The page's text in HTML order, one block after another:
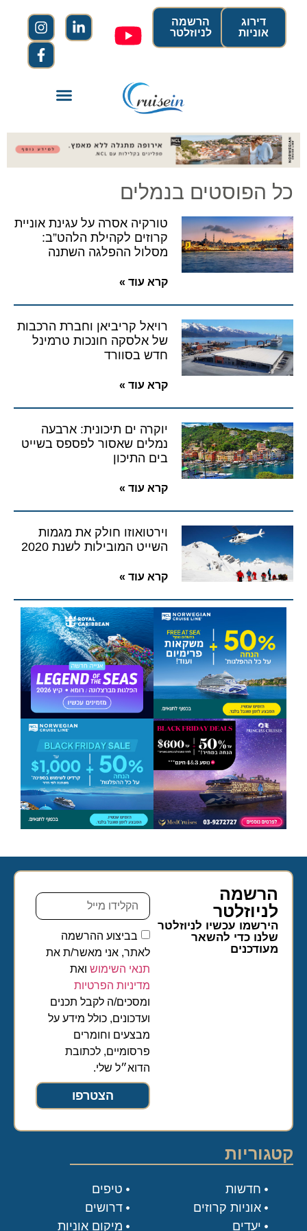
הרשמה
לניוזלטר
דירוג
אוניות
כל הפוסטים בנמלים
טורקיה אסרה על עגינת אוניית
קרוזים לקהילת הלהט”ב:
מסלול ההפלגה השתנה
קרא עוד »
רויאל קריביאן וחברת הרכבות
של אלסקה חונכות טרמינל
חדש בסוורד
קרא עוד »
יוקרה ים תיכונית: ארבעה
נמלים שאסור לפספס בשייט
בים התיכון
קרא עוד »
וירטואוזו חולק את מגמות
השייט המובילות לשנת 2020
קרא עוד »
הרשמה
לניוזלטר​
הירשמו עכשיו לניוזלטר
שלנו כדי להשאר
מעודכנים
בביצוע ההרשמה
לאתר, אני מאשר/ת את
תנאי השימושואת
מדיניות הפרטיות
ומסכים/ה לקבל תכנים
ועדכונים, כולל מידע על
מבצעים וחומרים
פרסומיים, לכתובת
הדוא״ל שלי.
הצטרפו
קטגוריות
טיפים
דרושים
מיקום אוניות
חדשות
אוניות קרוזים
יעדים